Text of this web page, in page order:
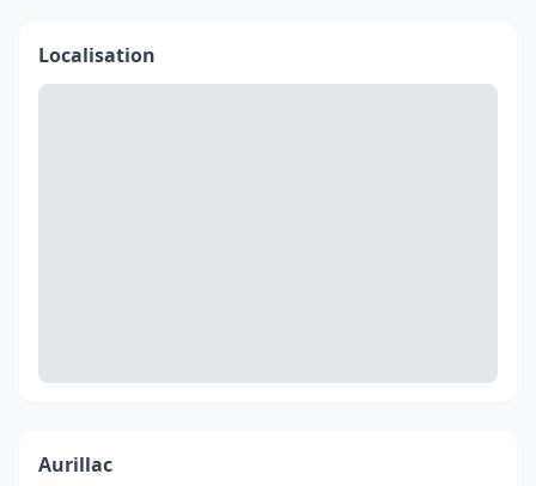
Localisation
Aurillac